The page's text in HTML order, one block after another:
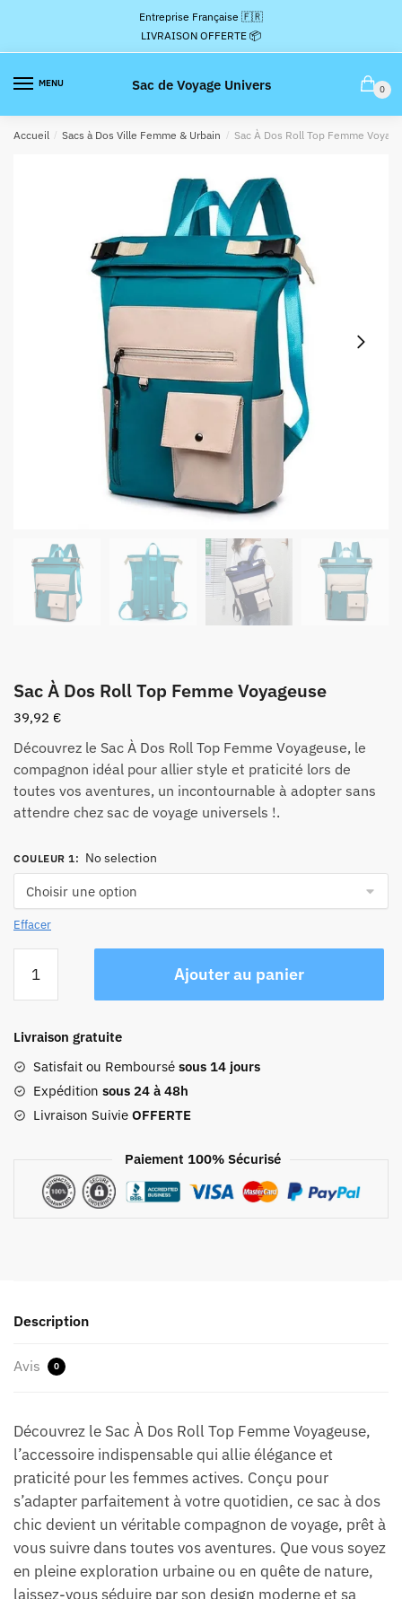
la
navigation
contenu
Entreprise Française 🇫🇷
LIVRAISON OFFERTE 📦
MENU Sac de Voyage Univers 0
Accueil / Sacs à Dos Ville Femme & Urbain / Sac À Dos Roll Top Femme
Sac À Dos Roll Top Femme Voyageuse
39,92 €
Découvrez le Sac À Dos Roll Top Femme Voyageuse, le
compagnon idéal pour allier style et praticité lors de
toutes vos aventures, un incontournable à adopter sans
attendre chez sac de voyage universels !.
COULEUR 1: No selection
Effacer
Sac
Dos
Roll
Top
Femme
Ajouter au panier
Livraison gratuite
Satisfait ou Remboursé sous 14 jours
Expédition sous 24 à 48h
Livraison Suivie OFFERTE
Paiement 100% Sécurisé
Description
Avis 0
Découvrez le Sac À Dos Roll Top Femme Voyageuse,
l’accessoire indispensable qui allie élégance et
praticité pour les femmes actives. Conçu pour
s’adapter parfaitement à votre quotidien, ce sac à dos
chic devient un véritable compagnon de voyage, prêt à
vous suivre dans toutes vos aventures. Que vous soyez
en pleine exploration urbaine ou en quête de nature,
laissez-vous séduire par son design moderne et sa